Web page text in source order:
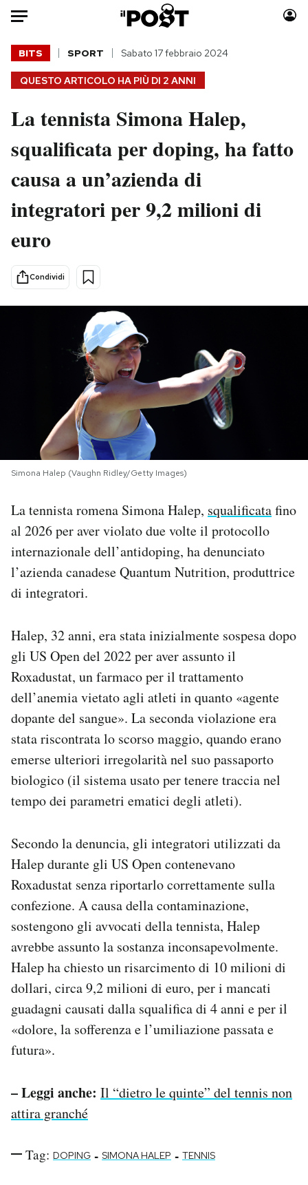
Auto
HOME
Italia
Politica
Tecnologia
Scienza
Sport
Moda
Consumismi
Storie/Idee
Media
NEWSLETTER
I MIEI PREFERITI
SHOP
CALENDARIO
Area Personale
Regala il Post
Hai bisogno di aiuto?
Esci
QUESTO ARTICOLO HA PIÙ DI 2 ANNI
BITS SPORT Sabato 17 febbraio 2024
La tennista Simona Halep,
squalificata per doping, ha fatto
causa a un’azienda di
integratori per 9,2 milioni di
euro
Condividi
Simona Halep (Vaughn Ridley/Getty Images)
La tennista romena Simona Halep, squalificatafino
al 2026 per aver violato due volte il protocollo
internazionale dell’antidoping, ha denunciato
l’azienda canadese Quantum Nutrition, produttrice
di integratori.
Halep, 32 anni, era stata inizialmente sospesa dopo
gli US Open del 2022 per aver assunto il
Roxadustat, un farmaco per il trattamento
dell’anemia vietato agli atleti in quanto «agente
dopante del sangue». La seconda violazione era
stata riscontrata lo scorso maggio, quando erano
emerse ulteriori irregolarità nel suo passaporto
biologico (il sistema usato per tenere traccia nel
tempo dei parametri ematici degli atleti).
Secondo la denuncia, gli integratori utilizzati da
Halep durante gli US Open contenevano
Roxadustat senza riportarlo correttamente sulla
confezione. A causa della contaminazione,
sostengono gli avvocati della tennista, Halep
avrebbe assunto la sostanza inconsapevolmente.
Halep ha chiesto un risarcimento di 10 milioni di
dollari, circa 9,2 milioni di euro, per i mancati
guadagni causati dalla squalifica di 4 anni e per il
«dolore, la sofferenza e l’umiliazione passata e
futura».
– Leggi anche: Il “dietro le quinte” del tennis non
attira granché
Tag: DOPING - SIMONA HALEP - TENNIS